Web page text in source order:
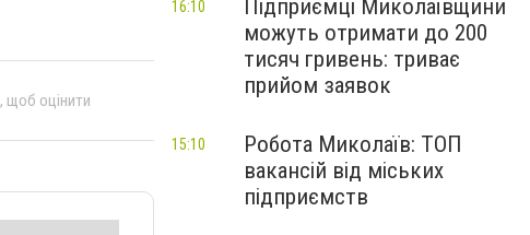
, щоб оцінити
Підприємці Миколаївщини
можуть отримати до 200
тисяч гривень: триває
прийом заявок
16:10
Робота Миколаїв: ТОП
вакансій від міських
підприємств
15:10